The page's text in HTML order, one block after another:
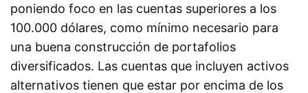
poniendo foco en las cuentas superiores a los
100.000 dólares, como mínimo necesario para
una buena construcción de portafolios
diversificados. Las cuentas que incluyen activos
alternativos tienen que estar por encima de los